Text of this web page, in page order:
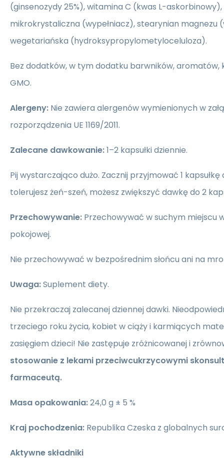
(ginsenozydy 25%), witamina C (kwas L-
mikrokrystaliczna (wypełniacz), stearynian magnezu
wegetariańska (hydroksypropylometyloceluloza).
Bez dodatków, w tym dodatku barwników, aromatów,
GMO.
Alergeny: Nie zawiera alergenów wymienionych w
rozporządzenia UE 1169/2011.
Zalecane dawkowanie:1–2 kapsułki dziennie.
Pij wystarczająco dużo. Zacznij przyjmować 1 kapsułkę
tolerujesz żeń-szeń, możesz zwiększyć dawkę do 2
Przechowywanie: Przechowywać w suchym miejscu
pokojowej.
Nie przechowywać w bezpośrednim słońcu ani na
Uwaga:Suplement diety.
Nie przekraczaj zalecanej dziennej dawki.
trzeciego roku życia, kobiet w ciąży i karmiących
zasięgiem dzieci! Nie zastępuje zróżnicowanej i
stosowanie z lekami przeciwcukrzycowymi
farmaceutą.
Masa opakowania:24,0 g ± 5 %
Kraj pochodzenia: Republika Czeska z globalnych
Aktywne składniki